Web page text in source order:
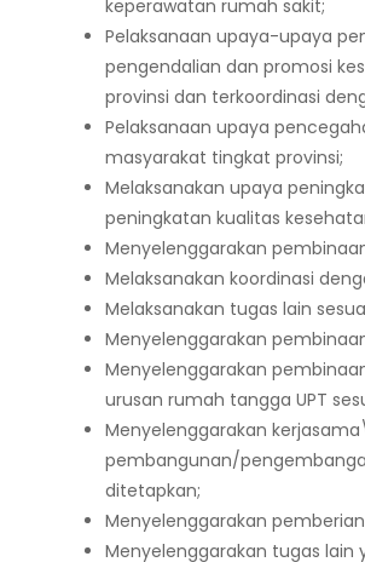
keperawatan rumah sakit;
Pelaksanaan upaya-upaya
pengendalian dan promosi
provinsi dan terkoordinasi
Pelaksanaan upaya
masyarakat tingkat provinsi;
Melaksanakan upaya
peningkatan kualitas
Menyelenggarakan
Melaksanakan koordinasi
Melaksanakan tugas lain
Menyelenggarakan
Menyelenggarakan
urusan rumah tangga UPT
Menyelenggarakan
pembangunan/
ditetapkan;
Menyelenggarakan
Menyelenggarakan tugas lain